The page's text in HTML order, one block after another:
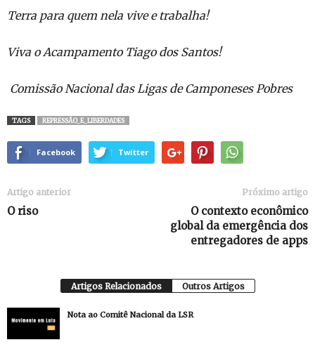
Terra para quem nela vive e trabalha!
Viva o Acampamento Tiago dos Santos!
Comissão Nacional das Ligas de Camponeses Pobres
TAGS REPRESSÃO_E_LIBERDADES
Facebook Twitter
Artigo anterior
O riso
Próximo artigo
O contexto econômico
global da emergência dos
entregadores de apps
Artigos Relacionados Outros Artigos
Nota ao Comitê Nacional da LSR